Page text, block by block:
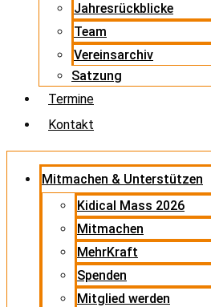
Jahresrückblicke
Team
Vereinsarchiv
Satzung
Termine
Kontakt
Mitmachen & Unterstützen
Kidical Mass 2026
Mitmachen
MehrKraft
Spenden
Mitglied werden